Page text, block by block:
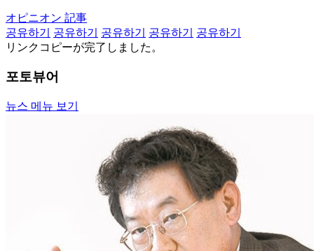
オピニオン 記事
공유하기
공유하기 공유하기 공유하기
공유하기
リンクコピーが完了しました。
포토뷰어
뉴스 메뉴 보기